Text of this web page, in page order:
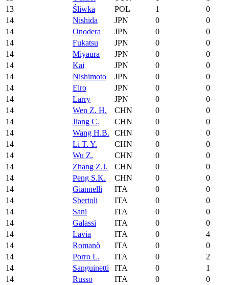
13
Śliwka POL 1
0
14
Nishida JPN 0
0
14
Onodera JPN 0
0
14
Fukatsu JPN 0
0
14
Miyaura JPN 0
0
14
Kai JPN 0
0
14
Nishimoto JPN 0
0
14
Eiro JPN 0
0
14
Larry JPN 0
0
14
Wen Z. H. CHN 0
0
14
Jiang C. CHN 0
0
14
Wang H.B. CHN 0
0
14
Li T. Y. CHN 0
0
14
Wu Z. CHN 0
0
14
Zhang Z.J. CHN 0
0
14
Peng S.K. CHN 0
0
14
Giannelli ITA 0
0
14
Sbertoli ITA 0
0
14
Sani ITA 0
0
14
Galassi ITA 0
0
14
Lavia ITA 0
4
14
Romanò ITA 0
0
14
Porro L. ITA 0
2
14
Sanguinetti ITA 0
1
14
Russo ITA 0
0